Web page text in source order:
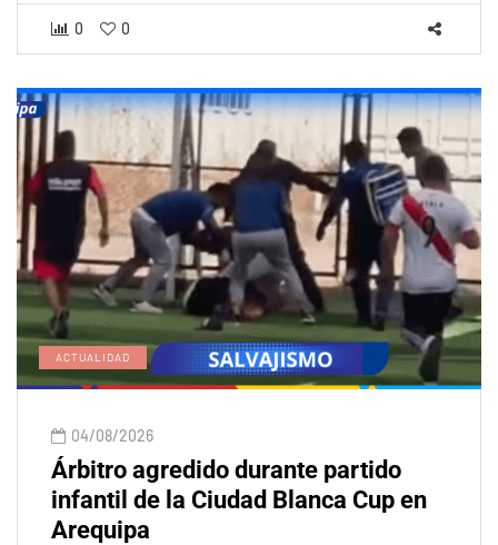
0 0
ACTUALIDAD
04/08/2026
Árbitro agredido durante partido
infantil de la Ciudad Blanca Cup en
Arequipa